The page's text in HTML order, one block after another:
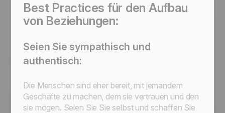
Best Practices für den Aufbau
von Beziehungen:
Seien Sie sympathisch und
authentisch:
Die Menschen sind eher bereit, mit jemandem
Geschäfte zu machen, dem sie vertrauen und den
sie mögen. Seien Sie Sie selbst und schaffen Sie